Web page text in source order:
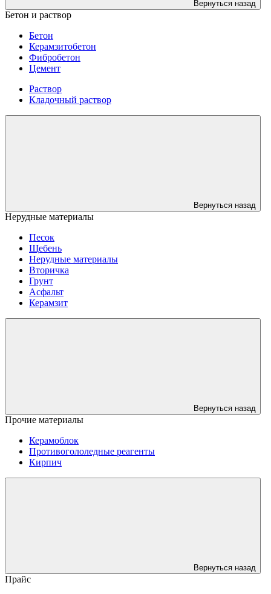
Вернуться назад
Бетон и раствор
Бетон
Керамзитобетон
Фибробетон
Цемент
Раствор
Кладочный раствор
Вернуться назад
Нерудные материалы
Песок
Щебень
Нерудные материалы
Вторичка
Грунт
Асфальт
Керамзит
Вернуться назад
Прочие материалы
Керамоблок
Противогололедные реагенты
Кирпич
Вернуться назад
Прайс